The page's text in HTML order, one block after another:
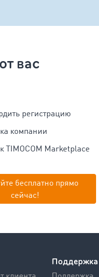
вас
регистрацию
компании
TIMOCOM Marketplace
бесплатно прямо
сейчас!
Поддержка